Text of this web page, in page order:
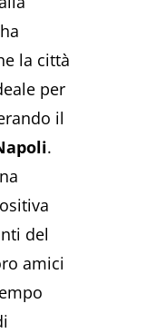
la città
per
il
.
del
amici